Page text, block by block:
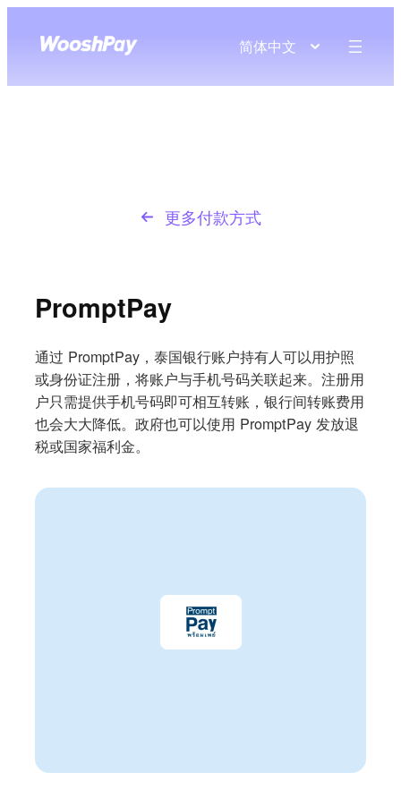
简体中文
更多付款方式
PromptPay
通过 PromptPay，泰国银行账户持有人可以用护照
或身份证注册，将账户与手机号码关联起来。注册用
户只需提供手机号码即可相互转账，银行间转账费用
也会大大降低。政府也可以使用 PromptPay 发放退
税或国家福利金。